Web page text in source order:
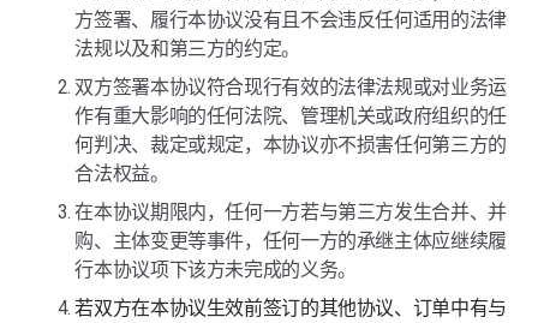
方签署、履行本协议没有且不会违反任何适用的法律
法规以及和第三方的约定。
双方签署本协议符合现行有效的法律法规或对业务运
作有重大影响的任何法院、管理机关或政府组织的任
何判决、裁定或规定，本协议亦不损害任何第三方的
合法权益。
在本协议期限内，任何一方若与第三方发生合并、并
购、主体变更等事件，任何一方的承继主体应继续履
行本协议项下该方未完成的义务。
若双方在本协议生效前签订的其他协议、订单中有与